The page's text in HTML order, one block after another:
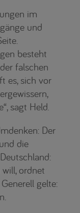
im
und
besteht
falschen
es, sich vor
sagt Held.
Der
die
ordnet
gelte: